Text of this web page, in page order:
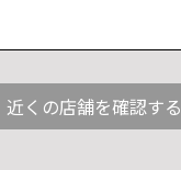
近くの店舗を確認する